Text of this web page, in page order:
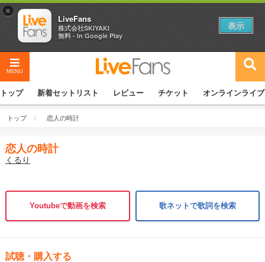
MENU
トップ 新着セットリスト レビュー チケット オンラインライブ
トップ 恋人の時計
恋人の時計
くるり
Youtubeで動画を検索 歌ネットで歌詞を検索
試聴・購入する
×
LiveFans
株式会社SKIYAKI
無料 - In Google Play
表示